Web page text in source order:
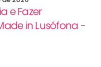
e Fazer
in Lusófona -